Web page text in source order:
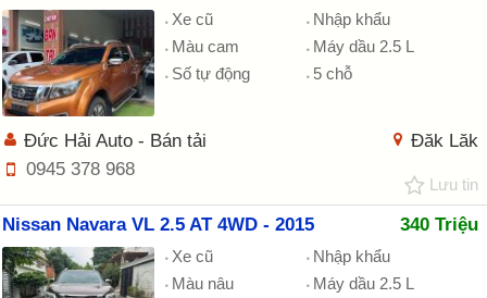
Xe cũ
Nhập khẩu
Màu cam
Máy dầu 2.5 L
Số tự động
5 chỗ
Đăk Lăk
Đức Hải Auto - Bán tải
0945 378 968
Lưu tin
Nissan Navara VL 2.5 AT 4WD - 2015 340 Triệu
Xe cũ
Nhập khẩu
Màu nâu
Máy dầu 2.5 L